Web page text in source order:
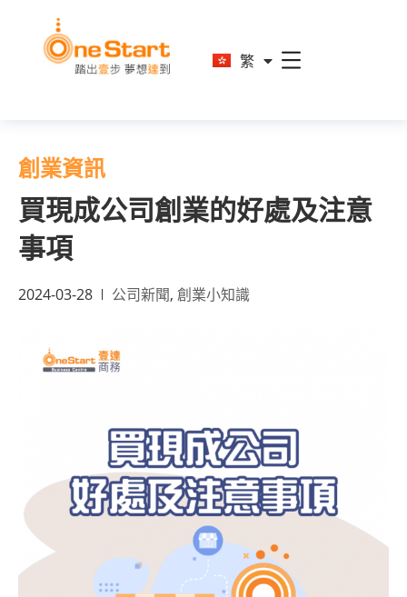
繁
简
創業資訊
買現成公司創業的好處及注意
事項
2024-03-28 公司新聞, 創業小知識